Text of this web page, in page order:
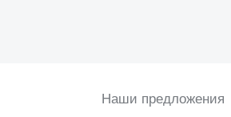
Наши предложения